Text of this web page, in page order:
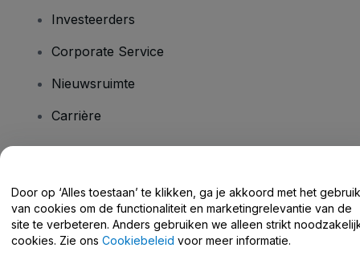
Investeerders
Corporate Service
Nieuwsruimte
Carrière
Helpcentrum / Neem Contact Met Ons Op
Door op ‘Alles toestaan’ te klikken, ga je akkoord met het gebruik
van cookies om de functionaliteit en marketingrelevantie van de
site te verbeteren. Anders gebruiken we alleen strikt
cookies. Zie ons Cookiebeleid voor meer informatie.